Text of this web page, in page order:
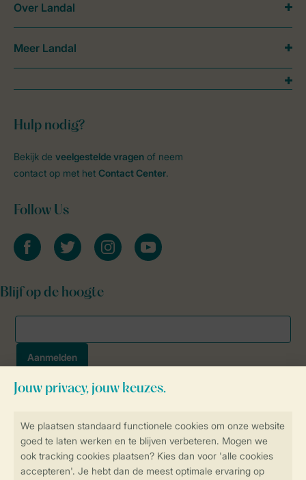
SSL certificaat
Veilige gegevensoverdracht
Veilige betaling
Hulp nodig?
Bekijk de veelgestelde vragen of neem
contact op met het Contact Center.
Follow Us
facebooktwitter instagramyoutube
Blijf op de hoogte
Over Landal
Meer Landal